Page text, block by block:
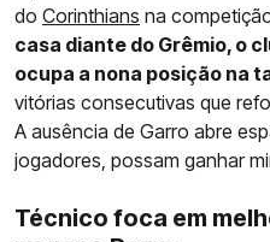
do Corinthians na
casa diante do Grêmio, o
ocupa a nona posição na
vitórias consecutivas que
A ausência de Garro abre
jogadores, possam ganhar
Técnico foca em